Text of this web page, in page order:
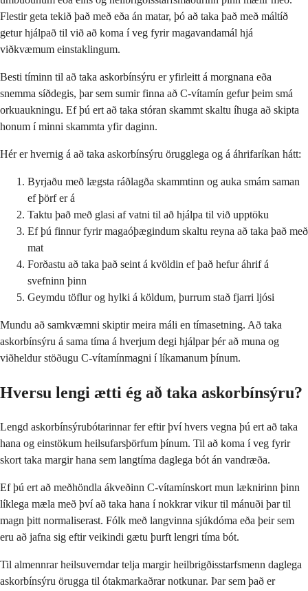
Flestir geta tekið það með eða án matar, þó að taka það með máltíð
getur hjálpað til við að koma í veg fyrir magavandamál hjá
viðkvæmum einstaklingum.
Besti tíminn til að taka askorbínsýru er yfirleitt á morgnana eða
snemma síðdegis, þar sem sumir finna að C-vítamín gefur þeim smá
orkuaukningu. Ef þú ert að taka stóran skammt skaltu íhuga að skipta
honum í minni skammta yfir daginn.
Hér er hvernig á að taka askorbínsýru örugglega og á áhrifaríkan hátt:
Byrjaðu með lægsta ráðlagða skammtinn og auka smám saman
ef þörf er á
Taktu það með glasi af vatni til að hjálpa til við upptöku
Ef þú finnur fyrir magaóþægindum skaltu reyna að taka það með
mat
Forðastu að taka það seint á kvöldin ef það hefur áhrif á
svefninn þinn
Geymdu töflur og hylki á köldum, þurrum stað fjarri ljósi
Mundu að samkvæmni skiptir meira máli en tímasetning. Að taka
askorbínsýru á sama tíma á hverjum degi hjálpar þér að muna og
viðheldur stöðugu C-vítamínmagni í líkamanum þínum.
Hversu lengi ætti ég að taka askorbínsýru?
Lengd askorbínsýrubótarinnar fer eftir því hvers vegna þú ert að taka
hana og einstökum heilsufarsþörfum þínum. Til að koma í veg fyrir
skort taka margir hana sem langtíma daglega bót án vandræða.
Ef þú ert að meðhöndla ákveðinn C-vítamínskort mun læknirinn þinn
líklega mæla með því að taka hana í nokkrar vikur til mánuði þar til
magn þitt normaliserast. Fólk með langvinna sjúkdóma eða þeir sem
eru að jafna sig eftir veikindi gætu þurft lengri tíma bót.
Til almennrar heilsuverndar telja margir heilbrigðisstarfsmenn daglega
askorbínsýru örugga til ótakmarkaðrar notkunar. Þar sem það er